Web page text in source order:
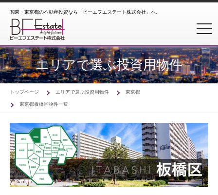
関東・東京都の不動産投資なら「ビーエフエステート株式会社」へ。
エリアで選ぶ投資用物件
トップページ エリアで選ぶ投資用物件
東京都
東京都板橋区物件一覧